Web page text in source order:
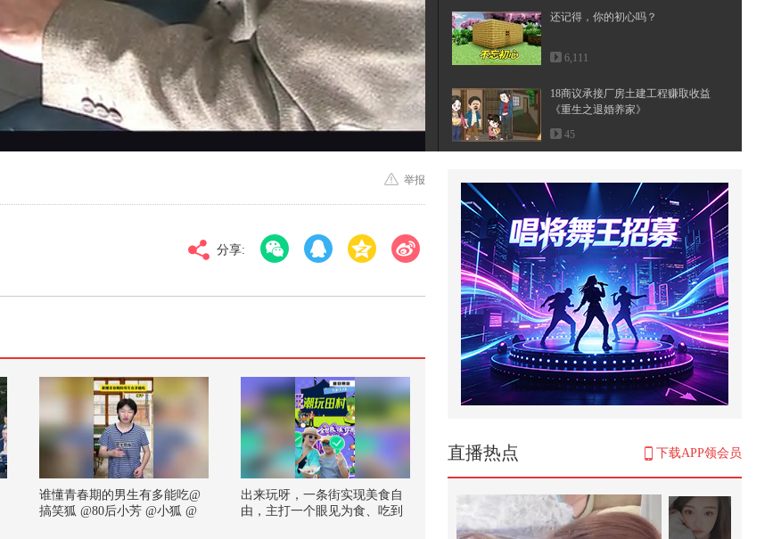
高清 倍速
100
还记得，你的初心吗？
6,111
18商议承接厂房土建工程赚取收益
《重生之退婚养家》
45
原创动画 #游戏 #搞笑游戏 #AI
4,629
有些话，我想对你说...
1,141
#文化有时节
2,370
奉劝退休人，只要每月退休金有23
同样是港圈女神，当56岁王菲遇上
55岁俞飞鸿，一个爱情里浮沉半
生，...
108
举报
分享:
直播热点 下载APP领会员
谁懂青春期的男生有多能吃@
搞笑狐 @80后小芳 @小狐 @
出来玩呀，一条街实现美食自
由，主打一个眼见为食、吃到